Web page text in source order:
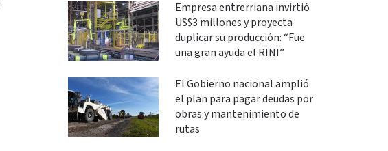
Empresa entrerriana invirtió
US$3 millones y proyecta
duplicar su producción: “Fue
una gran ayuda el RINI”
El Gobierno nacional amplió
el plan para pagar deudas por
obras y mantenimiento de
rutas